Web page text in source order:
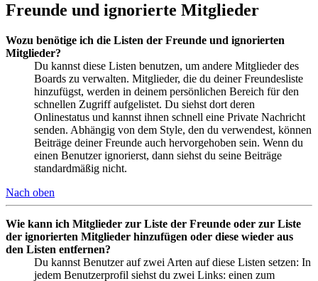
Freunde und ignorierte Mitglieder
Wozu benötige ich die Listen der Freunde und ignorierten
Mitglieder?
Du kannst diese Listen benutzen, um andere Mitglieder des
Boards zu verwalten. Mitglieder, die du deiner Freundesliste
hinzufügst, werden in deinem persönlichen Bereich für den
schnellen Zugriff aufgelistet. Du siehst dort deren
Onlinestatus und kannst ihnen schnell eine Private Nachricht
senden. Abhängig von dem Style, den du verwendest, können
Beiträge deiner Freunde auch hervorgehoben sein. Wenn du
einen Benutzer ignorierst, dann siehst du seine Beiträge
standardmäßig nicht.
Nach oben
Wie kann ich Mitglieder zur Liste der Freunde oder zur Liste
der ignorierten Mitglieder hinzufügen oder diese wieder aus
den Listen entfernen?
Du kannst Benutzer auf zwei Arten auf diese Listen setzen: In
jedem Benutzerprofil siehst du zwei Links: einen zum